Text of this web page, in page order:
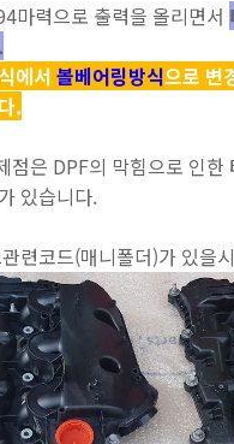
마력으로 출력을 올리면서
에서 볼베어링방식으로 변
.
점은 DPF의 막힘으로 인한
있습니다.
련코드(매니폴더)가 있을